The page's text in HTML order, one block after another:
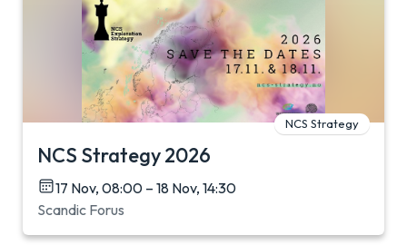
NCS Strategy
NCS Strategy 2026
17 Nov, 08:00 – 18 Nov, 14:30
Scandic Forus